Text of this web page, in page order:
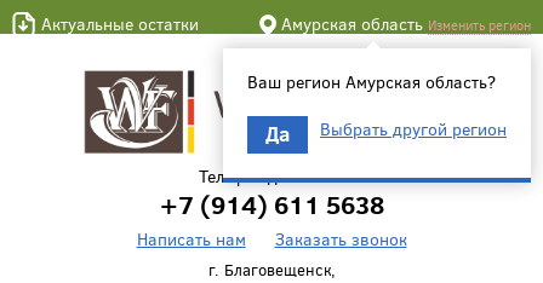
Актуальные остатки Амурская область Изменить регион
Ваш регион Амурская область?
Да Выбрать другой регион
Телефон для связи
+7 (914) 611 5638
Написать нам Заказать звонок
г. Благовещенск,